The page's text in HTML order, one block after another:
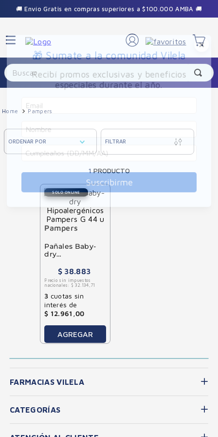
🚚 Envío Gratis en compras superiores a $100.000 AMBA 🚚
Buscar
Pampers
ORDENAR POR FILTRAR
1PRODUCTO
SOLO ONLINE
Pampers
Pañales Baby-
dry
Pampers G 44 u
$ 38.883
Precio sin impuestos
nacionales: $ 32. 134 , 71
3 cuotas sin
interés de
$ 12.961 ,00
AGREGAR
FARMACIAS VILELA
CATEGORÍAS
×
🎁 Sumate a la comunidad Vilela
Recibí promos exclusivas y beneficios
especiales durante el año.
Suscribirme